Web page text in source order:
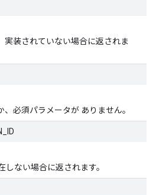
実装されていない場合に返されま
必須パラメータが ありません。
しない場合に返されます。